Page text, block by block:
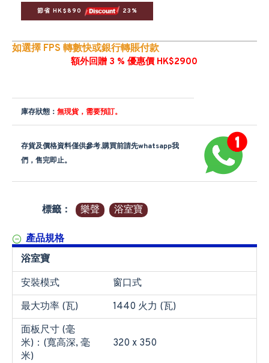
節省 HK$890 23%
如選擇 FPS 轉數快或銀行轉賬付款
額外回贈 3 % 優惠價 HK$2900
庫存狀態： 無現貨，需要預訂。
存貨及價格資料僅供參考,購買前請先whatsapp我
們，售完即止。
標籤： 樂聲 浴室寶
產品規格
浴室寶
安裝模式
窗口式
最大功率 (瓦)
1440 火力 (瓦)
面板尺寸 (毫
米)：(寬高深, 毫
米)
320 x 350